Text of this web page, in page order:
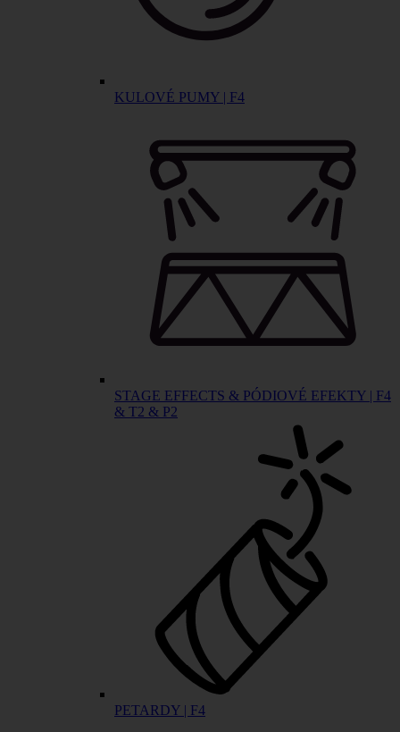
KULOVÉ PUMY | F4
STAGE EFFECTS & PÓDIOVÉ EFEKTY | F4
& T2 & P2
PETARDY | F4